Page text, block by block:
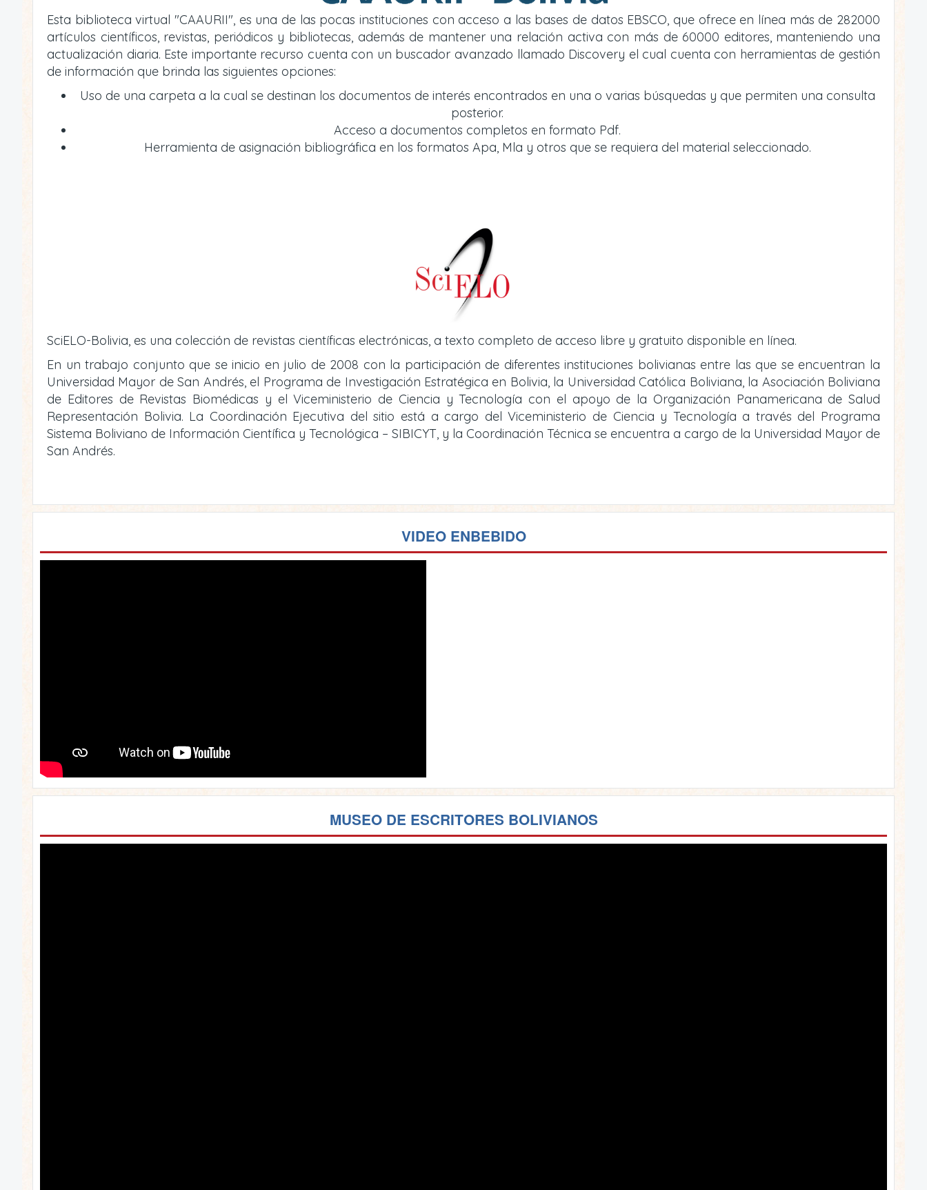
Esta biblioteca virtual "CAAURII", es una de las pocas instituciones con acceso a las bases de datos EBSCO, que ofrece en línea más de 282000
artículos científicos, revistas, periódicos y bibliotecas, además de mantener una relación activa con más de 60000 editores, manteniendo una
actualización diaria. Este importante recurso cuenta con un buscador avanzado llamado Discovery el cual cuenta con herramientas de gestión
de información que brinda las siguientes opciones:
Uso de una carpeta a la cual se destinan los documentos de interés encontrados en una o varias búsquedas y que permiten una consulta
posterior.
Acceso a documentos completos en formato Pdf.
Herramienta de asignación bibliográfica en los formatos Apa, Mla y otros que se requiera del material seleccionado.
SciELO-Bolivia, es una colección de revistas científicas electrónicas, a texto completo de acceso libre y gratuito disponible en línea.
En un trabajo conjunto que se inicio en julio de 2008 con la participación de diferentes instituciones bolivianas entre las que se encuentran la
Universidad Mayor de San Andrés, el Programa de Investigación Estratégica en Bolivia, la Universidad Católica Boliviana, la Asociación Boliviana
de Editores de Revistas Biomédicas y el Viceministerio de Ciencia y Tecnología con el apoyo de la Organización Panamericana de Salud
Representación Bolivia. La Coordinación Ejecutiva del sitio está a cargo del Viceministerio de Ciencia y Tecnología a través del Programa
Sistema Boliviano de Información Científica y Tecnológica – SIBICYT, y la Coordinación Técnica se encuentra a cargo de la Universidad Mayor de
San Andrés.
VIDEO ENBEBIDO
MUSEO DE ESCRITORES BOLIVIANOS